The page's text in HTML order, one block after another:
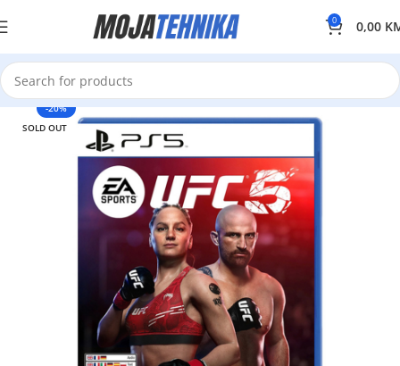
0 0,00
-20%
SOLD OUT